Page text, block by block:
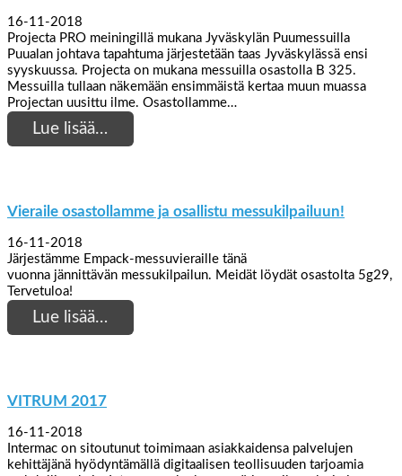
16-11-2018
Projecta PRO meiningillä mukana Jyväskylän Puumessuilla
Puualan johtava tapahtuma järjestetään taas Jyväskylässä ensi
syyskuussa. Projecta on mukana messuilla osastolla B 325.
Messuilla tullaan näkemään ensimmäistä kertaa muun muassa
Projectan uusittu ilme. Osastollamme…
Lue lisää…
Vieraile osastollamme ja osallistu messukilpailuun!
16-11-2018
Järjestämme Empack-messuvieraille tänä
vuonna jännittävän messukilpailun. Meidät löydät osastolta 5g29,
Tervetuloa!
Lue lisää…
VITRUM 2017
16-11-2018
Intermac on sitoutunut toimimaan asiakkaidensa palvelujen
kehittäjänä hyödyntämällä digitaalisen teollisuuden tarjoamia